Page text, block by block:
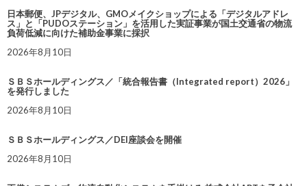
日本郵便、JPデジタル、GMOメイクショップによる「デジタルアドレ
ス」と「PUDOステーション」を活用した実証事業が国土交通省の物流
負荷低減に向けた補助金事業に採択
2026年8月10日
ＳＢＳホールディングス／「統合報告書（Integrated report）2026」
を発行しました
2026年8月10日
ＳＢＳホールディングス／DEI座談会を開催
2026年8月10日